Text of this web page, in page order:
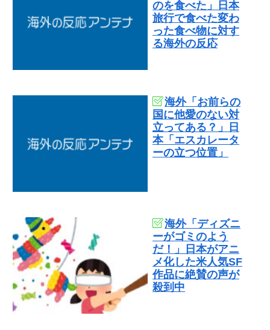
のを食べた」日本
旅行で食べた変わ
った食べ物に対す
る海外の反応
海外「お前らの
国に他愛のない対
立ってある？」日
本「エスカレータ
ーの立つ位置」
海外「ディズニ
ーがゴミのよう
だ！」日本がアニ
メ化した米人気SF
作品に絶賛の声が
殺到中